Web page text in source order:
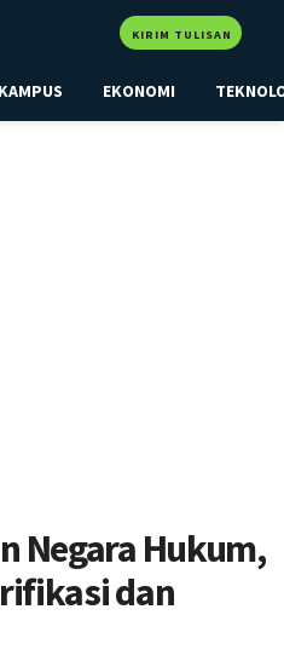
KIRIM TULISAN
KAMPUS EKONOMI
Negara Hukum,
dan